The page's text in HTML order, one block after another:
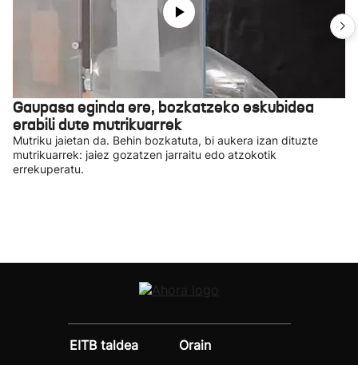
Gaupasa eginda ere, bozkatzeko eskubidea
erabili dute mutrikuarrek
Mutriku jaietan da. Behin bozkatuta, bi aukera izan dituzte
mutrikuarrek: jaiez gozatzen jarraitu edo atzokotik
errekuperatu.
EITB taldea
Orain